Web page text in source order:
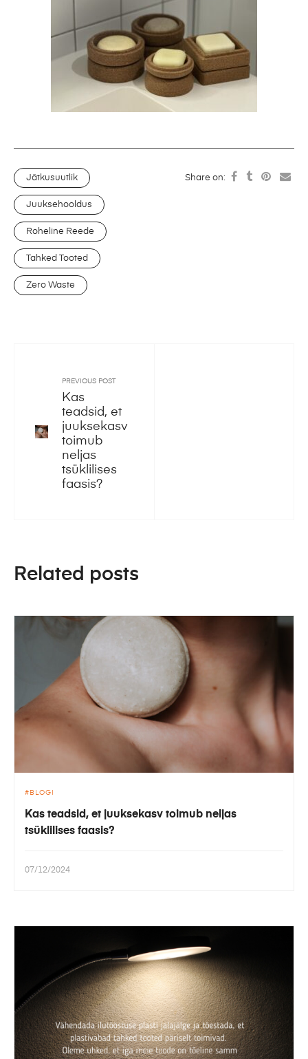
Jätkusuutlik
Juuksehooldus
Roheline Reede
Tahked Tooted
Zero Waste
Share on:
PREVIOUS POST
Kas
teadsid, et
juuksekasv
toimub
neljas
tsüklilises
faasis?
Related posts
BLOGI
Kas teadsid, et juuksekasv toimub neljas
tsüklilises faasis?
07/12/2024